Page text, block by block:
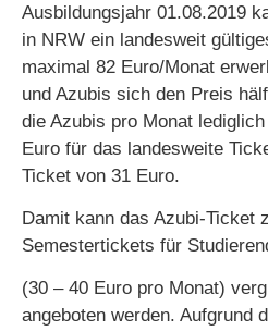
Ausbildungsjahr 01.08.2019
in NRW ein landesweit
maximal 82 Euro/Monat
und Azubis sich den Preis
die Azubis pro Monat
Euro für das landesweite
Ticket von 31 Euro.
Damit kann das Azubi-Ticket
Semestertickets für
(30 – 40 Euro pro Monat)
angeboten werden. Aufgrund